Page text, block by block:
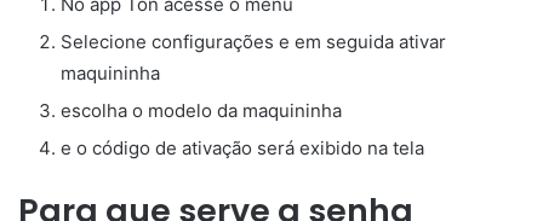
No app Ton acesse o menu
Selecione configurações e em seguida ativar
maquininha
escolha o modelo da maquininha
e o código de ativação será exibido na tela
Para que serve a senha